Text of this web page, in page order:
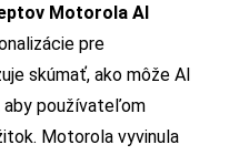
Motorola AI
pre
skúmať, ako môže AI
aby používateľom
Motorola vyvinula